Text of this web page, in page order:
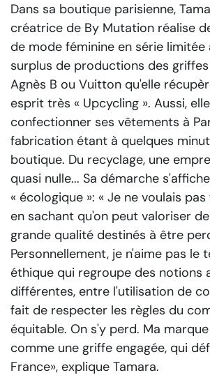
Dans sa boutique parisienne,
créatrice de By Mutation réalise
de mode féminine en série
surplus de productions des
Agnès B ou Vuitton qu'elle
esprit très « Upcycling ». Aussi,
confectionner ses vêtements à
fabrication étant à quelques
boutique. Du recyclage, une
quasi nulle... Sa démarche
« écologique »: « Je ne voulais
en sachant qu'on peut valoriser
grande qualité destinés à être
Personnellement, je n'aime pas le
éthique qui regroupe des notions
différentes, entre l'utilisation de
fait de respecter les règles du
équitable. On s'y perd. Ma
comme une griffe engagée, qui
France», explique Tamara.